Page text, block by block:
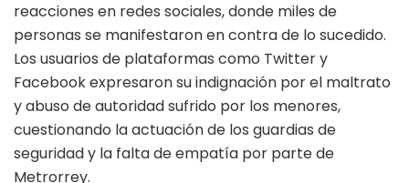
reacciones en redes sociales, donde miles de
personas se manifestaron en contra de lo sucedido.
Los usuarios de plataformas como Twitter y
Facebook expresaron su indignación por el maltrato
y abuso de autoridad sufrido por los menores,
cuestionando la actuación de los guardias de
seguridad y la falta de empatía por parte de
Metrorrey.